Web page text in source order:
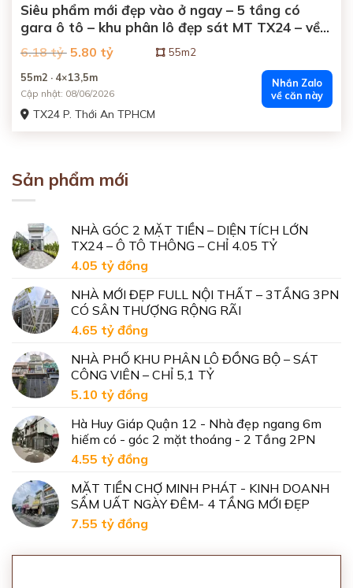
Siêu phẩm mới đẹp vào ở ngay – 5 tầng có
gara ô tô – khu phân lô đẹp sát MT TX24 – về
Gò Vấp 5 phút
6.18 tỷ Giá
gốc
6.18
tỷ
đồng.
5.80 tỷGiá
5.80
tỷ
đồng.
55m2
55m2 · 4×13,5m
Cập nhật: 08/06/2026
Nhắn Zalo
về căn này
TX24 P. Thới An TPHCM
Sản phẩm mới
NHÀ GÓC 2 MẶT TIỀN – DIỆN TÍCH LỚN
TX24 – Ô TÔ THÔNG – CHỈ 4.05 TỶ
4.05 tỷ đồng
NHÀ MỚI ĐẸP FULL NỘI THẤT – 3TẦNG 3PN
CÓ SÂN THƯỢNG RỘNG RÃI
4.65 tỷ đồng
NHÀ PHỐ KHU PHÂN LÔ ĐỒNG BỘ – SÁT
CÔNG VIÊN – CHỈ 5,1 TỶ
5.10 tỷ đồng
Hà Huy Giáp Quận 12 - Nhà đẹp ngang 6m
hiếm có - góc 2 mặt thoáng - 2 Tầng 2PN
4.55 tỷ đồng
MẶT TIỀN CHỢ MINH PHÁT - KINH DOANH
SẦM UẤT NGÀY ĐÊM- 4 TẦNG MỚI ĐẸP
7.55 tỷ đồng